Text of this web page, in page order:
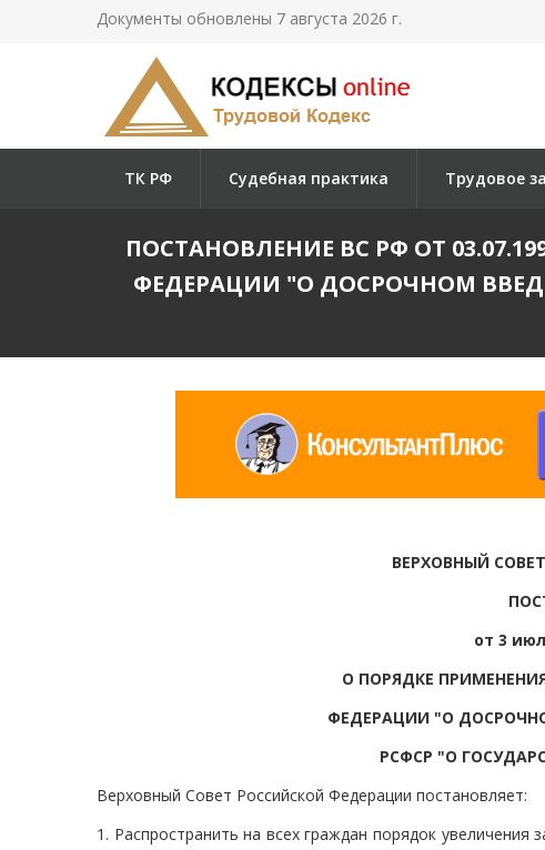
Документы обновлены 7 августа 2026 г.
ТК РФ Судебная практика Трудовое
ПОСТАНОВЛЕНИЕ ВС РФ ОТ
ФЕДЕРАЦИИ "О ДОСРОЧНОМ
ВЕРХОВНЫЙ
от 3
О ПОРЯДКЕ
ФЕДЕРАЦИИ "О
РСФСР "О
Верховный Совет Российской Федерации постановляет:
1. Распространить на всех граждан порядок